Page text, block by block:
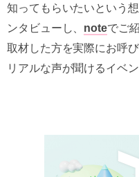
知ってもらいたいという
ンタビューし、 noteでご
取材した方を実際にお呼
リアルな声が聞けるイベ